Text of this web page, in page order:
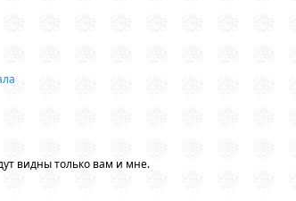
видны только вам и мне.